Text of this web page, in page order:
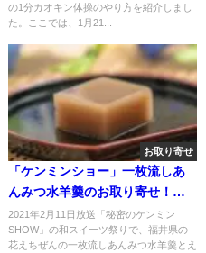
の1分カオキン体操のやり方を紹介しまし
た。ここでは、1月21...
お取り寄せ
「ケンミンショー」一枚流しあ
んみつ水羊羹のお取り寄せ！え
がわの水ようかんも！
2021年2月11日放送「秘密のケンミン
SHOW」の和スイーツ祭りで、福井県の
花えちぜんの一枚流しあんみつ水羊羹とえ